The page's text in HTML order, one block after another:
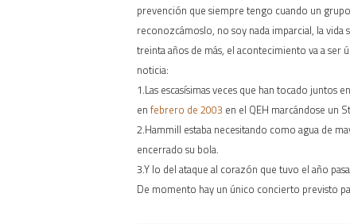
prevención que siempre tengo cuando un
reconozcámoslo, no soy nada imparcial, la vida
treinta años de más, el acontecimiento va a ser
noticia:
1.Las escasísimas veces que han tocado juntos
en febrero de 2003 en el QEH marcándose un
2.Hammill estaba necesitando como agua de
encerrado su bola.
3.Y lo del ataque al corazón que tuvo el año
De momento hay un único concierto previsto